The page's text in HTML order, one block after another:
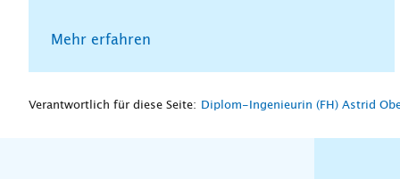
Mehr erfahren
Verantwortlich für diese Seite: Diplom-Ingenieurin (FH) Astrid